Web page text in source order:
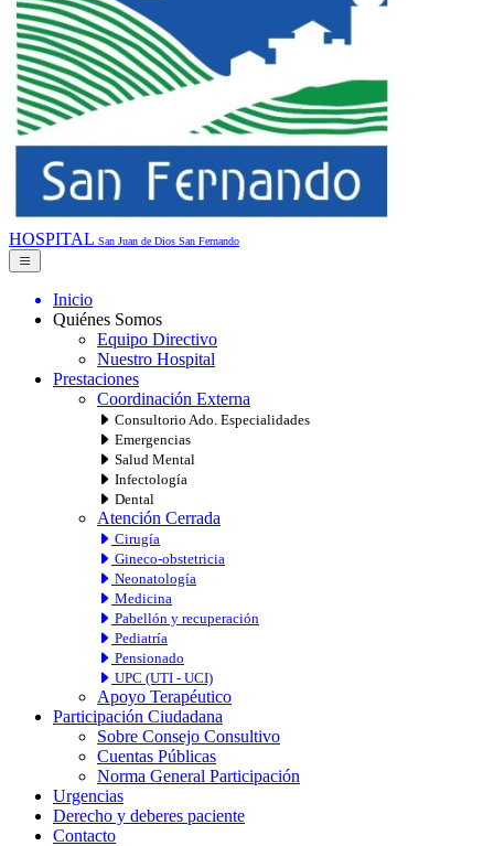
HOSPITAL San Juan de Dios San Fernando
Inicio
Quiénes Somos
Equipo Directivo
Nuestro Hospital
Prestaciones
Coordinación Externa
Consultorio Ado. Especialidades
Emergencias
Salud Mental
Infectología
Dental
Atención Cerrada
Cirugía
Gineco-obstetricia
Neonatología
Medicina
Pabellón y recuperación
Pediatría
Pensionado
UPC (UTI - UCI)
Apoyo Terapéutico
Participación Ciudadana
Sobre Consejo Consultivo
Cuentas Públicas
Norma General Participación
Urgencias
Derecho y deberes paciente
Contacto